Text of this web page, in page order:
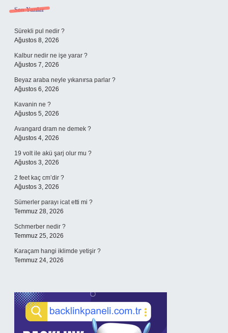
Sidebar
Son Yazılar
Sürekli pul nedir ?
Ağustos 8, 2026
Kalbur nedir ne işe yarar ?
Ağustos 7, 2026
Beyaz araba neyle yıkanırsa parlar ?
Ağustos 6, 2026
Kavanin ne ?
Ağustos 5, 2026
Avangard dram ne demek ?
Ağustos 4, 2026
19 volt ile akü şarj olur mu ?
Ağustos 3, 2026
2 feet kaç cm’dir ?
Ağustos 3, 2026
Sümerler parayı icat etti mi ?
Temmuz 28, 2026
Schmerber nedir ?
Temmuz 25, 2026
Karaçam hangi iklimde yetişir ?
Temmuz 24, 2026